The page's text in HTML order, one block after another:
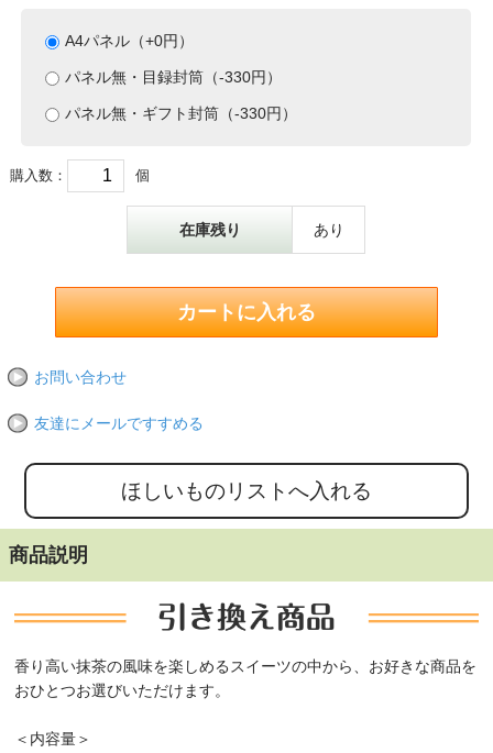
A4パネル（+0円）
パネル無・目録封筒（-330円）
パネル無・ギフト封筒（-330円）
購入数： 個
在庫残り あり
お問い合わせ
友達にメールですすめる
商品説明
香り高い抹茶の風味を楽しめるスイーツの中から、お好きな商品を
おひとつお選びいただけます。
＜内容量＞